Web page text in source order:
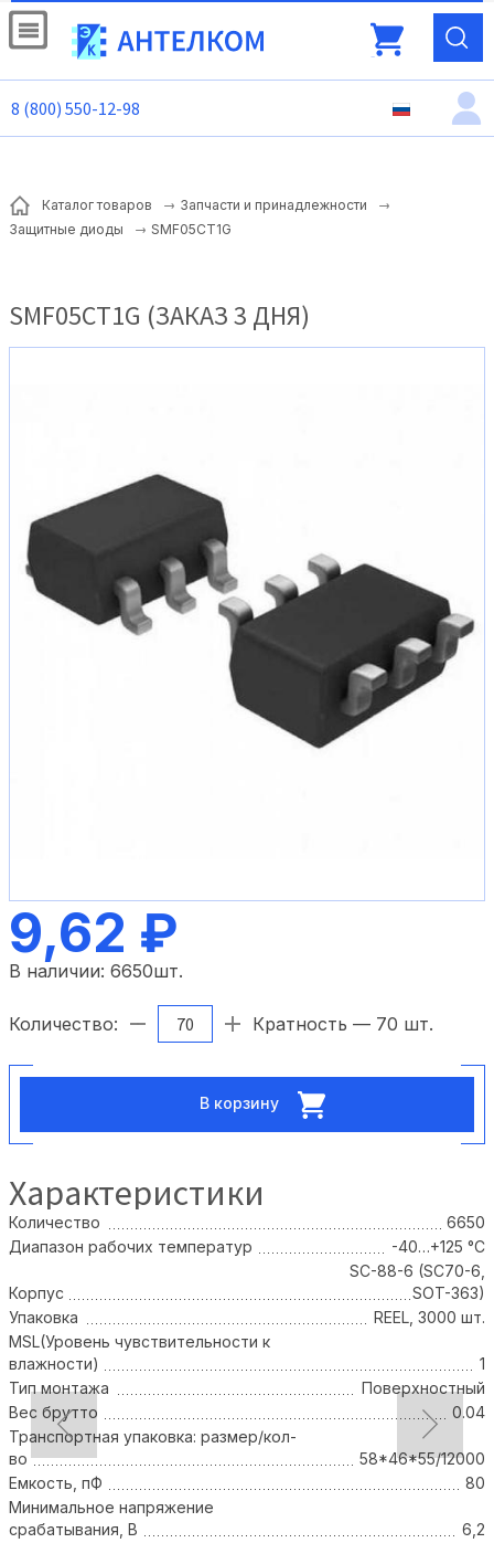
8 (800) 550-12-98
Каталог товаров
Запчасти и принадлежности
Защитные диоды
SMF05CT1G
SMF05CT1G (ЗАКАЗ 3 ДНЯ)
9,62 ₽
В наличии: 6650шт.
Количество: Кратность — 70 шт.
В корзину
Характеристики
Количество
6650
Диапазон рабочих температур
-40…+125 °С
Корпус
SC-88-6 (SC70-6,
SOT-363)
Упаковка
REEL, 3000 шт.
MSL(Уровень чувствительности к
влажности)
1
Тип монтажа
Поверхностный
Вес брутто
0.04
Транспортная упаковка: размер/кол-
во
58*46*55/12000
Емкость, пФ
80
Минимальное напряжение
срабатывания, В
6,2